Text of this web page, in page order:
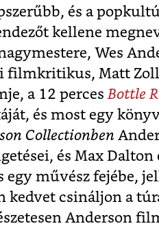
és a
kellene
Wes
filmkritikus, Matt
a 12 perces Bottle
és most egy
Collectionben
és Max
egy művész fejébe,
kedvet csináljon a
Anderson